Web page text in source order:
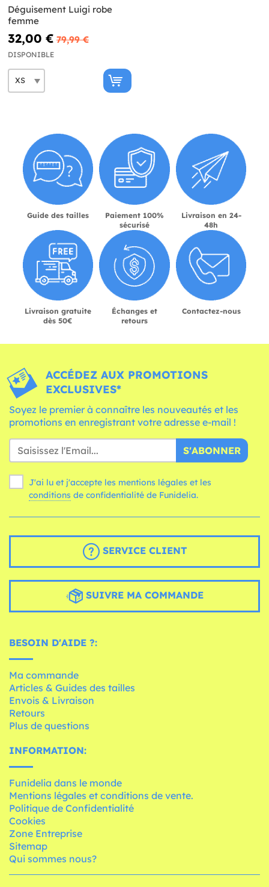
Déguisement Luigi robe
femme
32,00 € 79,99 €
DISPONIBLE
Guide des tailles
Paiement 100%
sécurisé
Livraison en 24-
48h
Livraison gratuite
dès 50€
Échanges et
retours
Contactez-nous
ACCÉDEZ AUX PROMOTIONS
EXCLUSIVES*
Soyez le premier à connaître les nouveautés et les
promotions en enregistrant votre adresse e-mail !
S'ABONNER
J'ai lu et j'accepte les mentions légales et les
conditions de confidentialité de Funidelia.
SERVICE CLIENT
SUIVRE MA COMMANDE
BESOIN D'AIDE ?:
Ma commande
Articles & Guides des tailles
Envois & Livraison
Retours
Plus de questions
INFORMATION:
Funidelia dans le monde
Mentions légales et conditions de vente.
Politique de Confidentialité
Cookies
Zone Entreprise
Sitemap
Qui sommes nous?